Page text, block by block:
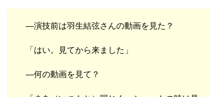
―演技前は羽生結弦さんの動画を見た？
「はい。見てから来ました」
―何の動画を見て？